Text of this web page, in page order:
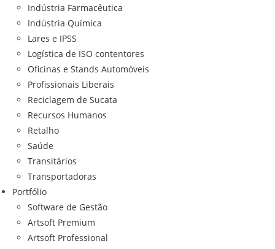
Indústria Farmacêutica
Indústria Química
Lares e IPSS
Logística de ISO contentores
Oficinas e Stands Automóveis
Profissionais Liberais
Reciclagem de Sucata
Recursos Humanos
Retalho
Saúde
Transitários
Transportadoras
Portfólio
Software de Gestão
Artsoft Premium
Artsoft Professional